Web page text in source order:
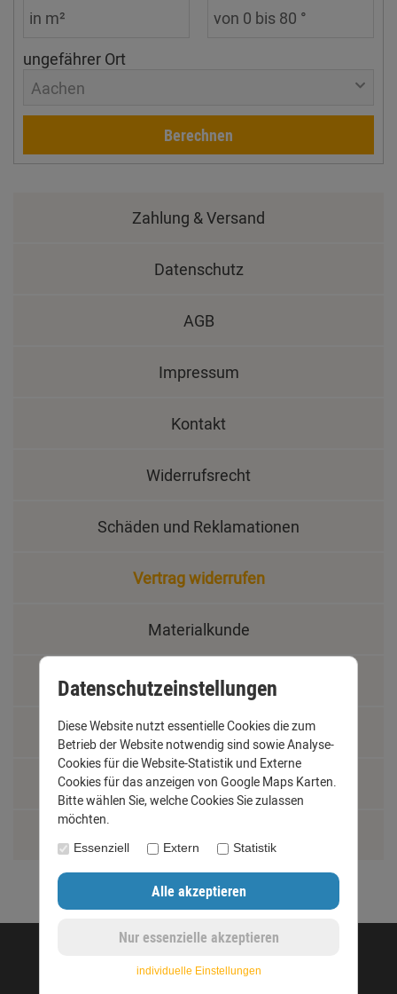
ungefährer Ort
Aachen
Berechnen
Zahlung & Versand
Datenschutz
AGB
Impressum
Kontakt
Widerrufsrecht
Schäden und Reklamationen
Vertrag widerrufen
Materialkunde
Fachbegriffe
Jobs
Montage und Installationshilfen
©opyright 2020 - www.dachrinnen-shop.de
Datenschutzeinstellungen
Diese Website nutzt essentielle Cookies die zum
Betrieb der Website notwendig sind sowie Analyse-
Cookies für die Website-Statistik und Externe
Cookies für das anzeigen von Google Maps Karten.
Bitte wählen Sie, welche Cookies Sie zulassen
möchten.
Essenziell Extern Statistik
individuelle Einstellungen